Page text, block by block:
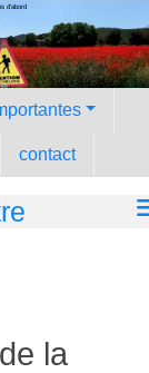
d'abord
contact
la